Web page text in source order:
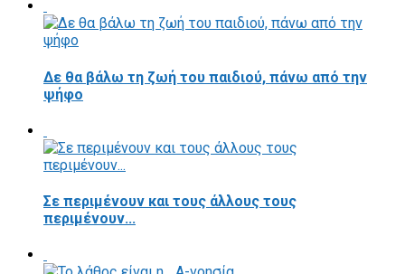
Δε θα βάλω τη ζωή του παιδιού, πάνω από την
ψήφο
Σε περιμένουν και τους άλλους τους
περιμένουν...